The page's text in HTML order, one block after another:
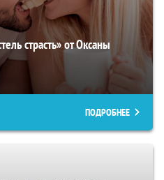
страсть» от Оксаны
ПОДРОБНЕЕ